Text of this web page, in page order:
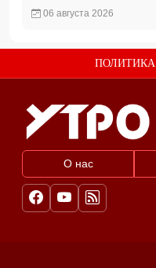
06 августа 2026
ПОЛИТИКА
О нас